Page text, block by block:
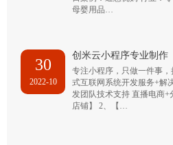
母婴用品…
30
2022-10
创米云小程序专业制作
专注小程序，只做一件事
式互联网系统开发服务+解
发团队技术支持 直播电商
店铺】 2、【…